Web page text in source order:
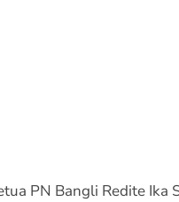
PN Bangli Redite